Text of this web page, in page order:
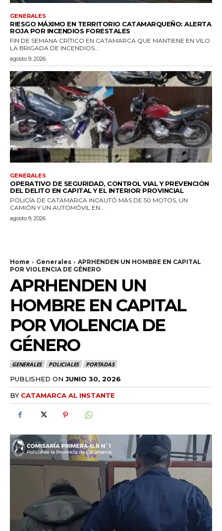
GENERALES
RIESGO MÁXIMO EN TERRITORIO CATAMARQUEÑO: ALERTA
ROJA POR INCENDIOS FORESTALES
FIN DE SEMANA CRÍTICO EN CATAMARCA QUE MANTIENE EN VILO
LA BRIGADA DE INCENDIOS...
agosto 9, 2026
GENERALES
OPERATIVO DE SEGURIDAD, CONTROL VIAL Y PREVENCIÓN
DEL DELITO EN CAPITAL Y EL INTERIOR PROVINCIAL
POLICÍA DE CATAMARCA INCAUTÓ MÁS DE 50 MOTOS, UN
CAMIÓN Y UN AUTOMÓVIL EN...
agosto 9, 2026